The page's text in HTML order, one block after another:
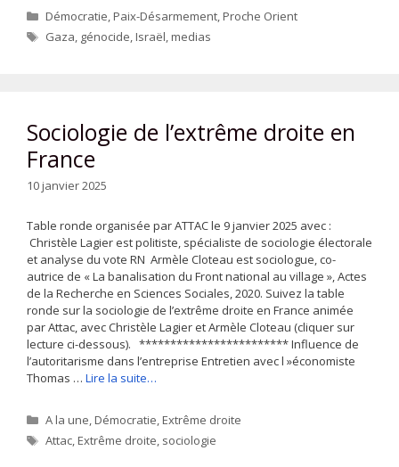
Catégories
Démocratie,Paix-Désarmement,Proche Orient
Étiquettes
Gaza, génocide,Israël,medias
Sociologie de l’extrême droite en
France
10 janvier 2025
Table ronde organisée par ATTAC le 9 janvier 2025 avec :
Christèle Lagier est politiste, spécialiste de sociologie électorale
et analyse du vote RN Armèle Cloteau est sociologue, co-
autrice de « La banalisation du Front national au village », Actes
de la Recherche en Sciences Sociales, 2020. Suivez la table
ronde sur la sociologie de l’extrême droite en France animée
par Attac, avec Christèle Lagier et Armèle Cloteau (cliquer sur
lecture ci-dessous). ************************ Influence de
l’autoritarisme dans l’entreprise Entretien avec l »économiste
Thomas … Lire la suite…
Catégories
A la une,Démocratie,Extrême droite
Étiquettes
Attac,Extrême droite, sociologie